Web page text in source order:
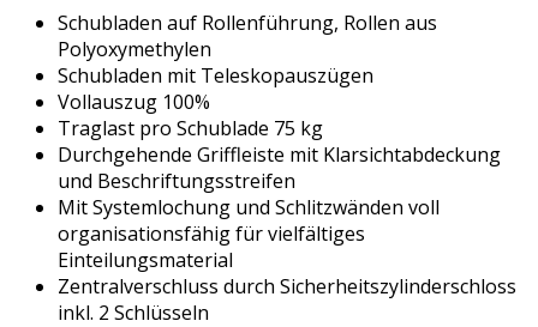
Schubladen auf Rollenführung, Rollen aus
Polyoxymethylen
Schubladen mit Teleskopauszügen
Vollauszug 100%
Traglast pro Schublade 75 kg
Durchgehende Griffleiste mit Klarsichtabdeckung
und Beschriftungsstreifen
Mit Systemlochung und Schlitzwänden voll
organisationsfähig für vielfältiges
Einteilungsmaterial
Zentralverschluss durch Sicherheitszylinderschloss
inkl. 2 Schlüsseln